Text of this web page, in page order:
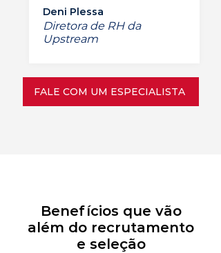
Deni Plessa
Diretora de RH da
Upstream
FALE COM UM ESPECIALISTA
Benefícios que vão
além do recrutamento
e seleção